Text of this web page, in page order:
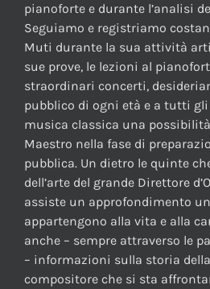
pianoforte e durante l’analisi
Seguiamo e registriamo
Muti durante la sua attività
sue prove, le lezioni al
straordinari concerti,
pubblico di ogni età e a tutti
musica classica una
Maestro nella fase di
pubblica. Un dietro le quinte
dell’arte del grande Direttore
assiste un approfondimento
appartengono alla vita e alla
anche – sempre attraverso le
– informazioni sulla storia
compositore che si sta